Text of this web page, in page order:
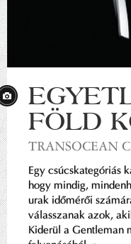
FÖLD
TRANSOCEAN
Egy csúcskategóriás
hogy mindig,
urak időmérői
válasszanak azok,
Kiderül a Gentleman